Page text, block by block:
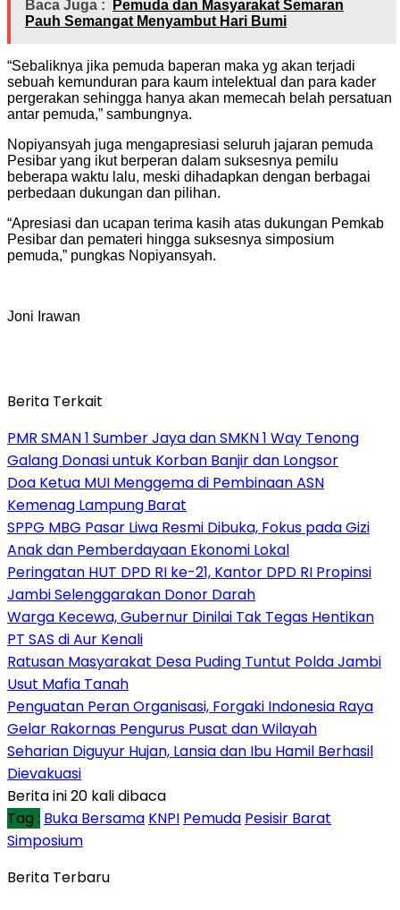
Baca Juga :
Pemuda dan Masyarakat Semaran
Pauh Semangat Menyambut Hari Bumi
“Sebaliknya jika pemuda baperan maka yg akan terjadi
sebuah kemunduran para kaum intelektual dan para kader
pergerakan sehingga hanya akan memecah belah persatuan
antar pemuda,” sambungnya.
Nopiyansyah juga mengapresiasi seluruh jajaran pemuda
Pesibar yang ikut berperan dalam suksesnya pemilu
beberapa waktu lalu, meski dihadapkan dengan berbagai
perbedaan dukungan dan pilihan.
“Apresiasi dan ucapan terima kasih atas dukungan Pemkab
Pesibar dan pemateri hingga suksesnya simposium
pemuda,” pungkas Nopiyansyah.
Joni Irawan
Berita Terkait
PMR SMAN 1 Sumber Jaya dan SMKN 1 Way Tenong
Galang Donasi untuk Korban Banjir dan Longsor
Doa Ketua MUI Menggema di Pembinaan ASN
Kemenag Lampung Barat
SPPG MBG Pasar Liwa Resmi Dibuka, Fokus pada Gizi
Anak dan Pemberdayaan Ekonomi Lokal
Peringatan HUT DPD RI ke-21, Kantor DPD RI Propinsi
Jambi Selenggarakan Donor Darah
Warga Kecewa, Gubernur Dinilai Tak Tegas Hentikan
PT SAS di Aur Kenali
Ratusan Masyarakat Desa Puding Tuntut Polda Jambi
Usut Mafia Tanah
Penguatan Peran Organisasi, Forgaki Indonesia Raya
Gelar Rakornas Pengurus Pusat dan Wilayah
Seharian Diguyur Hujan, Lansia dan Ibu Hamil Berhasil
Dievakuasi
Berita ini 20 kali dibaca
Tag : Buka Bersama KNPI Pemuda Pesisir Barat
Simposium
Berita Terbaru